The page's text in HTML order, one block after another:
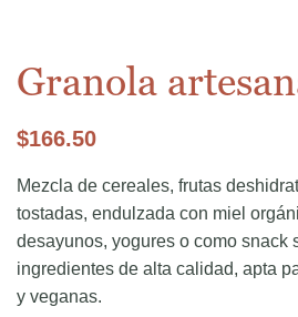
Granola
$166.50
Mezcla de cereales, frutas
tostadas, endulzada con miel
desayunos, yogures o como snack
ingredientes de alta calidad, apta
y veganas.